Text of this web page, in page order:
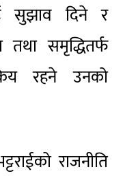
सुझाव दिने र
तथा समृद्धितर्फ
रहने उनको
राजनीति